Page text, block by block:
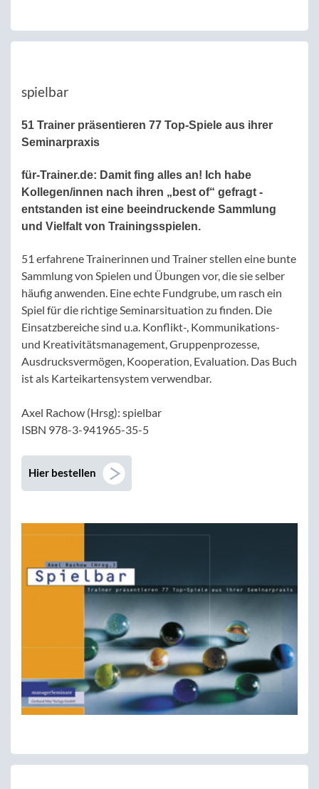
spielbar
51 Trainer präsentieren 77 Top-Spiele aus ihrer
Seminarpraxis
für-Trainer.de: Damit fing alles an! Ich habe
Kollegen/innen nach ihren „best of“ gefragt -
entstanden ist eine beeindruckende Sammlung
und Vielfalt von Trainingsspielen.
51 erfahrene Trainerinnen und Trainer stellen eine bunte
Sammlung von Spielen und Übungen vor, die sie selber
häufig anwenden. Eine echte Fundgrube, um rasch ein
Spiel für die richtige Seminarsituation zu finden. Die
Einsatzbereiche sind u.a. Konflikt-, Kommunikations-
und Kreativitätsmanagement, Gruppenprozesse,
Ausdrucksvermögen, Kooperation, Evaluation. Das Buch
ist als Karteikartensystem verwendbar.
Axel Rachow (Hrsg): spielbar
ISBN 978-3-941965-35-5
Hier bestellen